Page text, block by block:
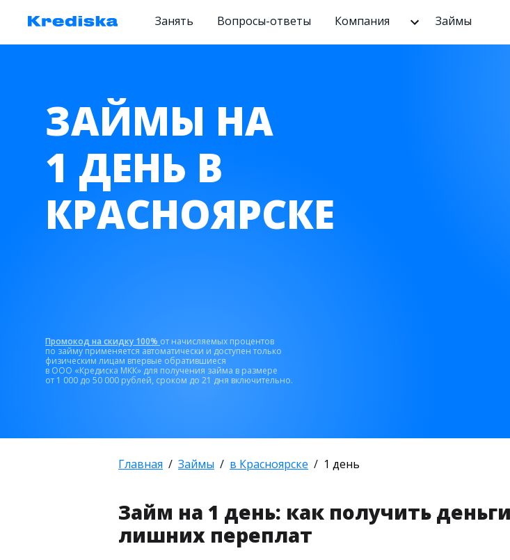
Занять Вопросы-ответы Компания Займы
ЗАЙМЫ НА
1 ДЕНЬ В
КРАСНОЯРСКЕ
Промокод на скидку 100% от начисляемых процентов
по займу применяется автоматически и доступен только
физическим лицам впервые обратившиеся
в ООО «Кредиска МКК» для получения займа в размере
от 1 000 до 50 000 рублей, сроком до 21 дня включительно.
Главная Займы в Красноярске 1 день
Займ на 1 день: как получить
лишних переплат